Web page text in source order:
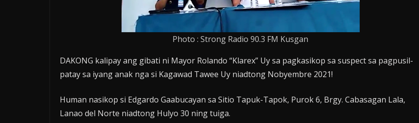
Photo : Strong Radio 90.3 FM Kusgan
DAKONG kalipay ang gibati ni Mayor Rolando “Klarex” Uy sa pagkasikop sa suspect sa pagpusil-
patay sa iyang anak nga si Kagawad Tawee Uy niadtong Nobyembre 2021!
Human nasikop si Edgardo Gaabucayan sa Sitio Tapuk-Tapok, Purok 6, Brgy. Cabasagan Lala,
Lanao del Norte niadtong Hulyo 30 ning tuiga.